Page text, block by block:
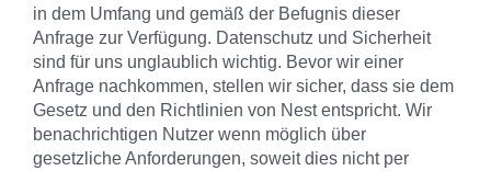
in dem Umfang und gemäß der Befugnis dieser
Anfrage zur Verfügung. Datenschutz und Sicherheit
sind für uns unglaublich wichtig. Bevor wir einer
Anfrage nachkommen, stellen wir sicher, dass sie dem
Gesetz und den Richtlinien von Nest entspricht. Wir
benachrichtigen Nutzer wenn möglich über
gesetzliche Anforderungen, soweit dies nicht per